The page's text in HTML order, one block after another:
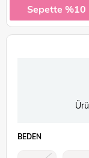
Sepette %10
BEDEN